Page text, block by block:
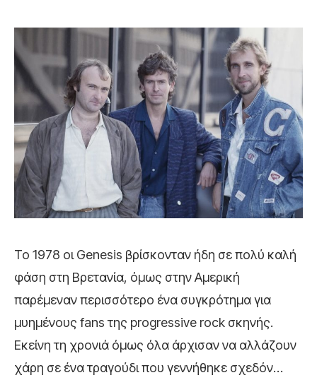
Το 1978 οι Genesis βρίσκονταν ήδη σε πολύ καλή
φάση στη Βρετανία, όμως στην Αμερική
παρέμεναν περισσότερο ένα συγκρότημα για
μυημένους fans της progressive rock σκηνής.
Εκείνη τη χρονιά όμως όλα άρχισαν να αλλάζουν
χάρη σε ένα τραγούδι που γεννήθηκε σχεδόν…